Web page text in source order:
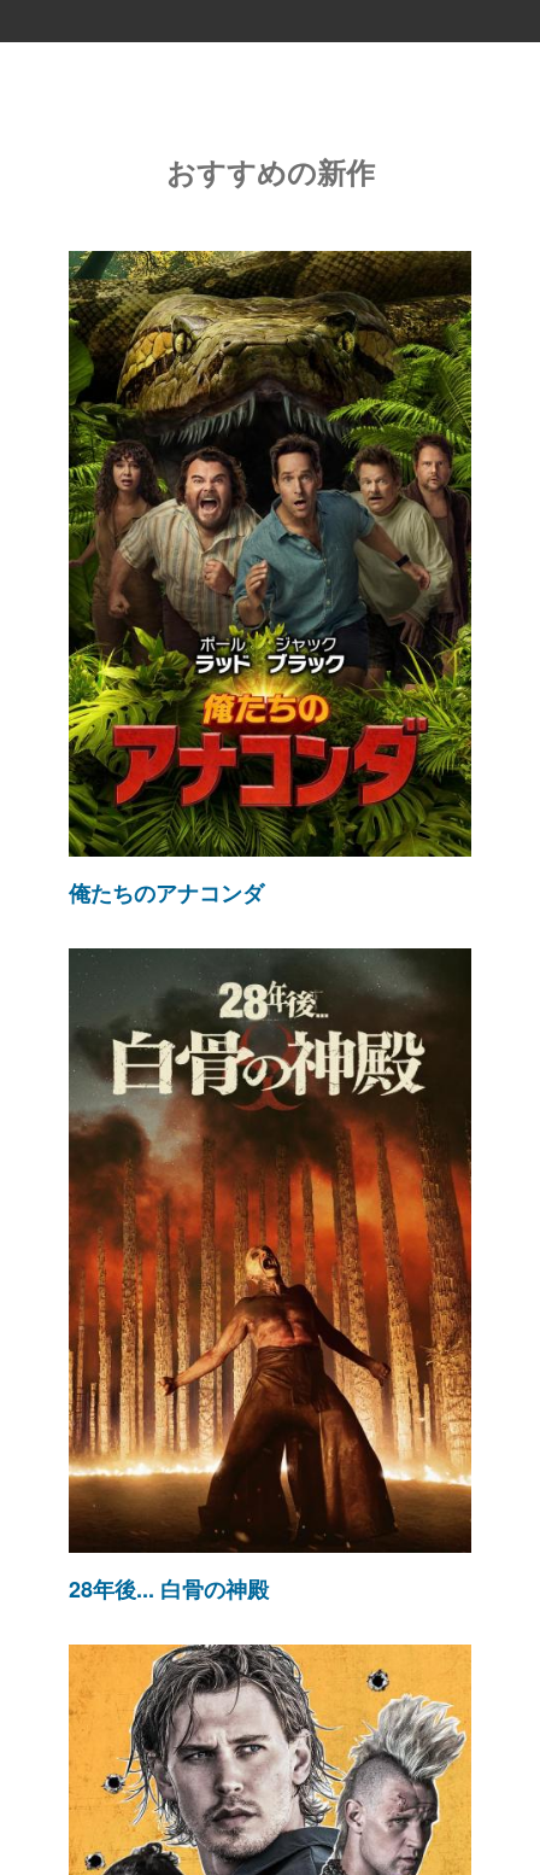
おすすめの新作
俺たちのアナコンダ
28年後... 白骨の神殿